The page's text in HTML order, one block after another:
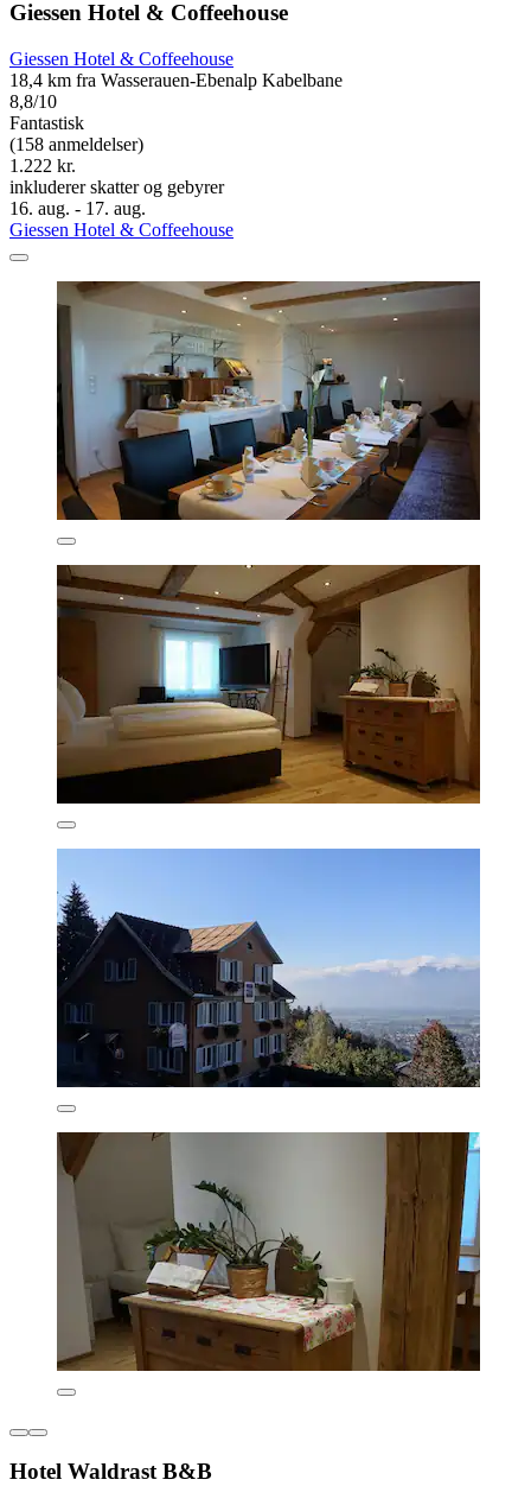
Giessen Hotel & Coffeehouse
Giessen Hotel & Coffeehouse
18,4 km fra Wasserauen-Ebenalp Kabelbane
8,8/10
Fantastisk
(158 anmeldelser)
1.222 kr.
inkluderer skatter og gebyrer
16. aug. - 17. aug.
Giessen Hotel & Coffeehouse
Hotel Waldrast B&B